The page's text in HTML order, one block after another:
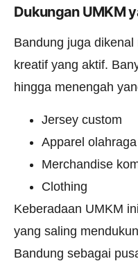
Dukungan UMKM
Bandung juga
kreatif yang aktif.
hingga menengah
Jersey custom
Apparel olahraga
Merchandise
Clothing
Keberadaan UMKM
yang saling
Bandung sebagai